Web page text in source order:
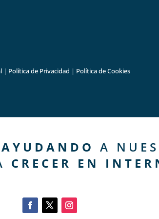
| Política de Privacidad | Política de Cookies
AYUDANDO A
CRECER EN